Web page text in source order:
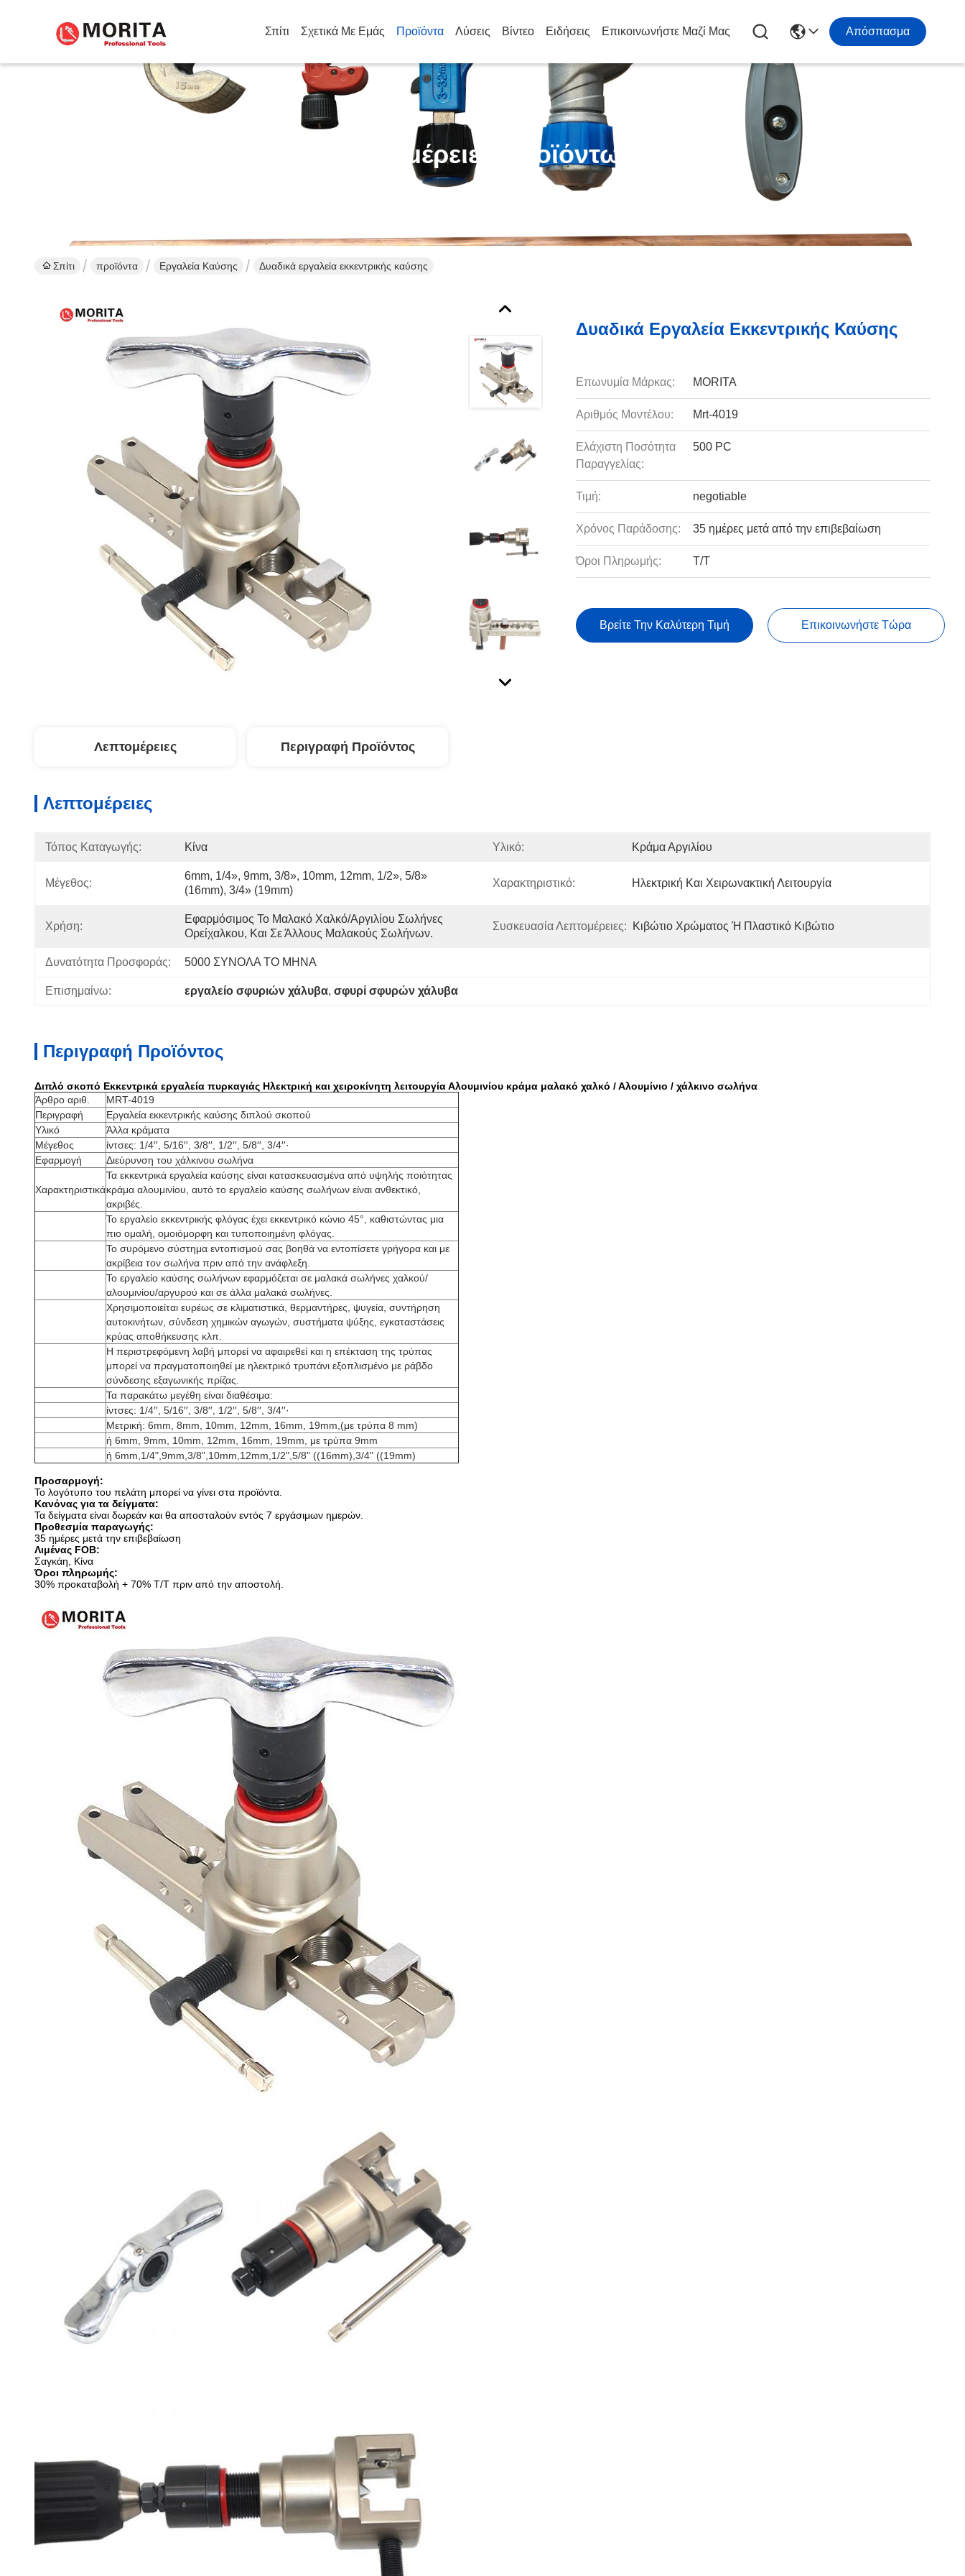
Σπίτι Σχετικά Με Εμάς Προϊόντα Λύσεις Βίντεο Ειδήσεις Επικοινωνήστε Μαζί Μας Απόσπασμα
Λεπτομέρειες Προϊόντων
Σπίτι προϊόντα Εργαλεία Καύσης Δυαδικά εργαλεία εκκεντρικής καύσης
Δυαδικά Εργαλεία Εκκεντρικής Καύσης
Επωνυμία Μάρκας: MORITA
Αριθμός Μοντέλου: Mrt-4019
Ελάχιστη Ποσότητα
Παραγγελίας:
500 PC
Τιμή: negotiable
Χρόνος Παράδοσης: 35 ημέρες μετά από την επιβεβαίωση
Όροι Πληρωμής: T/T
Βρείτε Την Καλύτερη Τιμή Επικοινωνήστε Τώρα
Λεπτομέρειες Περιγραφή Προϊόντος
Λεπτομέρειες
Τόπος Καταγωγής: Κίνα Υλικό: Κράμα Αργιλίου
Μέγεθος:
6mm, 1/4», 9mm, 3/8», 10mm, 12mm, 1/2», 5/8»
(16mm), 3/4» (19mm)
Χαρακτηριστικό: Ηλεκτρική Και Χειρωνακτική Λειτουργία
Χρήση:
Εφαρμόσιμος Το Μαλακό Χαλκό/αργιλίου Σωλήνες
Ορείχαλκου, Και Σε Άλλους Μαλακούς Σωλήνων.
Συσκευασία Λεπτομέρειες: Κιβώτιο Χρώματος Ή Πλαστικό Κιβώτιο
Δυνατότητα Προσφοράς: 5000 ΣΥΝΟΛΑ ΤΟ ΜΗΝΑ
Επισημαίνω: εργαλείο σφυριών χάλυβα, σφυρί σφυρών χάλυβα
Περιγραφή Προϊόντος
Διπλό σκοπό Εκκεντρικά εργαλεία πυρκαγιάς Ηλεκτρική και χειροκίνητη λειτουργία Αλουμινίου κράμα μαλακό χαλκό / Αλουμίνιο / χάλκινο σωλήνα
Άρθρο αριθ.
MRT-4019
Περιγραφή
Εργαλεία εκκεντρικής καύσης διπλού σκοπού
Υλικό
Άλλα κράματα
Μέγεθος
ίντσες: 1/4′′, 5/16′′, 3/8′′, 1/2′′, 5/8′′, 3/4′′·
Εφαρμογή
Διεύρυνση του χάλκινου σωλήνα
Χαρακτηριστικά
Τα εκκεντρικά εργαλεία καύσης είναι κατασκευασμένα από υψηλής ποιότητας
κράμα αλουμινίου, αυτό το εργαλείο καύσης σωλήνων είναι ανθεκτικό,
ακριβές.
Το εργαλείο εκκεντρικής φλόγας έχει εκκεντρικό κώνιο 45°, καθιστώντας μια
πιο ομαλή, ομοιόμορφη και τυποποιημένη φλόγας.
Το συρόμενο σύστημα εντοπισμού σας βοηθά να εντοπίσετε γρήγορα και με
ακρίβεια τον σωλήνα πριν από την ανάφλεξη.
Το εργαλείο καύσης σωλήνων εφαρμόζεται σε μαλακά σωλήνες χαλκού/
αλουμινίου/αργυρού και σε άλλα μαλακά σωλήνες.
Χρησιμοποιείται ευρέως σε κλιματιστικά, θερμαντήρες, ψυγεία, συντήρηση
αυτοκινήτων, σύνδεση χημικών αγωγών, συστήματα ψύξης, εγκαταστάσεις
κρύας αποθήκευσης κλπ.
Η περιστρεφόμενη λαβή μπορεί να αφαιρεθεί και η επέκταση της τρύπας
μπορεί να πραγματοποιηθεί με ηλεκτρικό τρυπάνι εξοπλισμένο με ράβδο
σύνδεσης εξαγωνικής πρίζας.
Τα παρακάτω μεγέθη είναι διαθέσιμα:
ίντσες: 1/4′′, 5/16′′, 3/8′′, 1/2′′, 5/8′′, 3/4′′·
Μετρική: 6mm, 8mm, 10mm, 12mm, 16mm, 19mm, (με τρύπα 8 mm)
ή 6mm, 9mm, 10mm, 12mm, 16mm, 19mm, με τρύπα 9mm
ή 6mm,1/4",9mm,3/8",10mm,12mm,1/2",5/8" ((16mm),3/4" ((19mm)
Προσαρμογή:
Το λογότυπο του πελάτη μπορεί να γίνει στα προϊόντα.
Κανόνας για τα δείγματα:
Τα δείγματα είναι δωρεάν και θα αποσταλούν εντός 7 εργάσιμων ημερών.
Προθεσμία παραγωγής:
35 ημέρες μετά την επιβεβαίωση
Λιμένας FOB:
Σαγκάη, Κίνα
Όροι πληρωμής:
30% προκαταβολή + 70% T/T πριν από την αποστολή.